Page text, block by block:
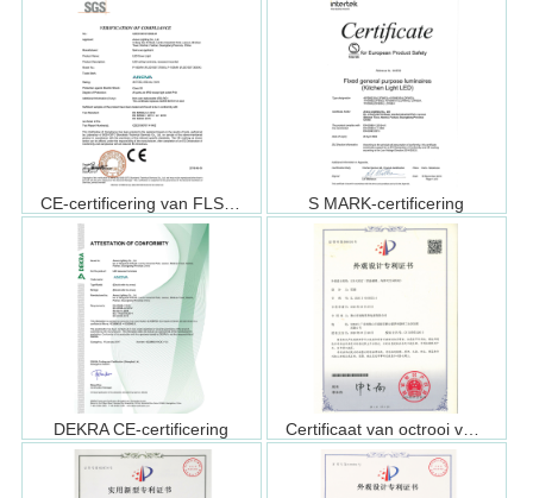
CE-certificering van FLSD1927 S MARK-certificering
DEKRA CE-certificering Certificaat van octrooi voor ontwerp (LUC2403)